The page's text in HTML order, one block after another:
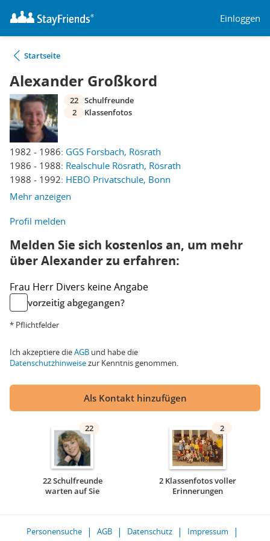
Einloggen
Startseite
Alexander Großkord
1982 - 1986: GGS Forsbach, Rösrath
1986 - 1988: Realschule Rösrath, Rösrath
1988 - 1992: HEBO Privatschule, Bonn
Mehr anzeigen
22 Schulfreunde
2
Klassenfotos
Profil melden
Melden Sie sich kostenlos an, um mehr
über Alexander zu erfahren:
Frau Herr Divers keine Angabe
vorzeitig abgegangen?
* Pflichtfelder
Ich akzeptiere dieAGB und habe die
Datenschutzhinweisezur Kenntnis genommen.
Als Kontakt hinzufügen
22
22 Schulfreunde
warten auf Sie
2
2 Klassenfotos voller
Erinnerungen
Personensuche AGB Datenschutz
Impressum